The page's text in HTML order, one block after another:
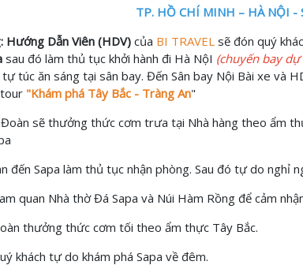
TP. HỒ CHÍ MINH – HÀ NỘI -
Hướng Dẫn Viên (HDV) của BI TRAVEL sẽ đón quý
sau đó làm thủ tục khởi hành đi Hà NộI (chuyến bay
tự túc ăn sáng tại sân bay. Đến Sân bay Nội Bài xe và
"Khám phá Tây Bắc - Tràng An"
Đoàn sẽ thưởng thức cơm trưa tại Nhà hàng theo ẩm
đến Sapa làm thủ tục nhận phòng. Sau đó tự do nghỉ
quan Nhà thờ Đá Sapa và Núi Hàm Rồng để cảm
thưởng thức cơm tối theo ẩm thực Tây Bắc.
khách tự do khám phá Sapa về đêm.